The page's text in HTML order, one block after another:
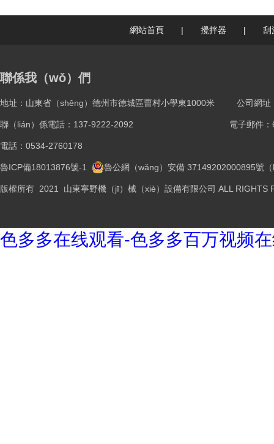
網站首頁 | 攪拌器 | 刮
聯係我（wǒ）們
地址：山東省（shěng）德州市德城區曹村小學東1000米 公司網址
聯（lián）係電話：137-9222-2092 電子郵件
電話：0534-2760178
魯ICP備18013876號-1 魯公網（wǎng）安備 37149202000895號
版權所有 2021 山東寧野機（jī）械（xiè）設備有限公司 ALL RIGHTS
色多多在线观看-色多多百万视频